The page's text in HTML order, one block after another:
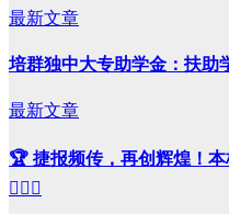
最新文章
培群独中大专助学金：扶助
最新文章
🏆 捷报频传，再创辉煌！
🏃‍♂️✨